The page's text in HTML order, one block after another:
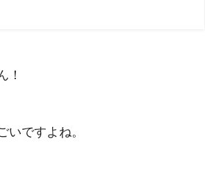
！
ですよね。